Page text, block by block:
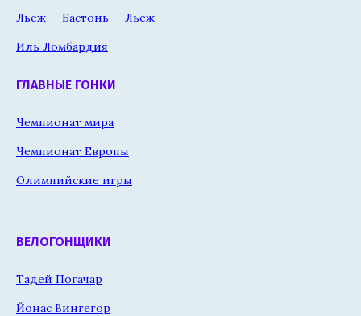
Льеж — Бастонь — Льеж
Иль Ломбардия
ГЛАВНЫЕ ГОНКИ
Чемпионат мира
Чемпионат Европы
Олимпийские игры
ВЕЛОГОНЩИКИ
Тадей Погачар
Йонас Вингегор